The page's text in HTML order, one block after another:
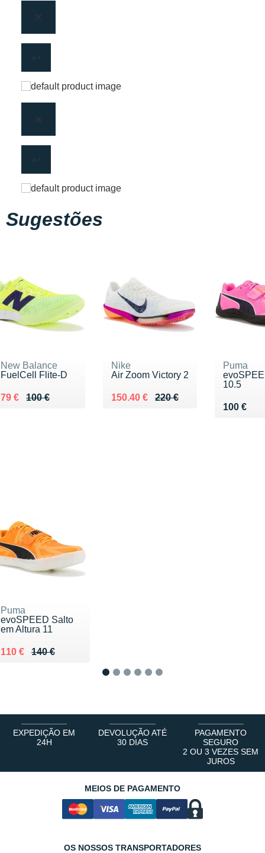
Sugestões
New Balance
FuelCell Flite-D
100 €
Au lieu de 100 €
79 €
Vendu 79 €
Nike
Air Zoom Victory 2
220 €
Au lieu de 220 €
150.40 €
Vendu 150.40 €
Puma
10.5
100 €
Vendu
Puma
evoSPEED Salto
em Altura 11
140 €
Au lieu de 140 €
110 €
Vendu 110 €
EXPEDIÇÃO EM
24H
DEVOLUÇÃO ATÉ
30 DIAS
PAGAMENTO
SEGURO
2 OU 3 VEZES SEM
JUROS
MEIOS DE PAGAMENTO
OS NOSSOS TRANSPORTADORES